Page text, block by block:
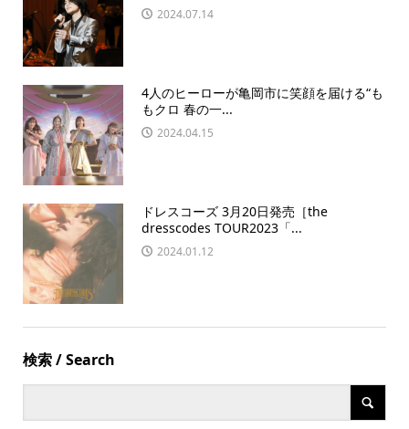
2024.07.14
4人のヒーローが亀岡市に笑顔を届ける“も
もクロ 春の一...
2024.04.15
ドレスコーズ 3月20日発売［the
dresscodes TOUR2023「...
2024.01.12
検索 / Search